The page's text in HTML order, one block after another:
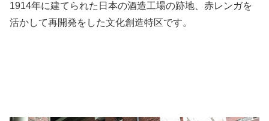
1914年に建てられた日本の酒造工場の跡地、赤レンガを
活かして再開発をした文化創造特区です。